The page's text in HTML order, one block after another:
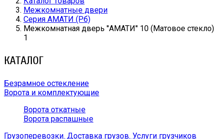
Межкомнатные двери
Серия АМАТИ (Рб)
Межкомнатная дверь ''АМАТИ'' 10 (Матовое стекло)
1
КАТАЛОГ
Безрамное остекление
Ворота и комплектующие
Ворота откатные
Ворота распашные
Грузоперевозки. Доставка грузов. Услуги грузчиков